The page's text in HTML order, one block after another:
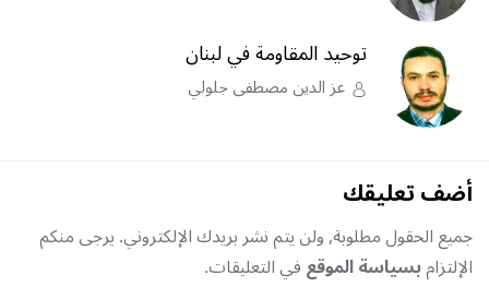
توحيد المقاومة في لبنان
عز الدين مصطفى جلولي
أضف تعليقك
جميع الحقول مطلوبة, ولن يتم نشر بريدك الإلكتروني. يرجى منكم
الإلتزامبسياسة الموقعفي التعليقات.